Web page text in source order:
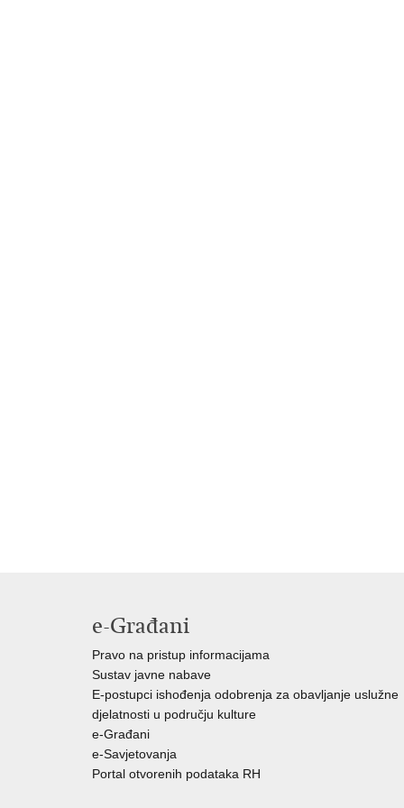
e-Građani
Pravo na pristup informacijama
Sustav javne nabave
E-postupci ishođenja odobrenja za obavljanje uslužne
djelatnosti u području kulture
e-Građani
e-Savjetovanja
Portal otvorenih podataka RH